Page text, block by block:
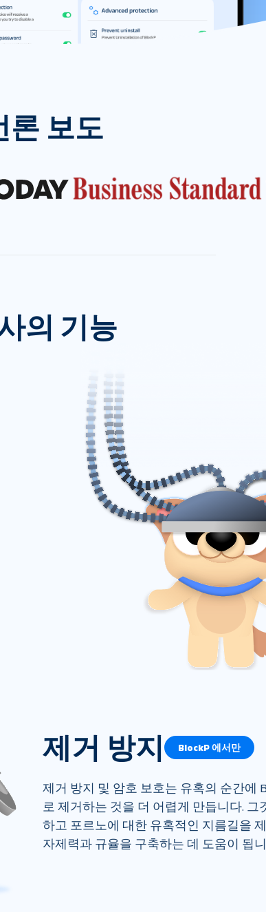
론 보도
의 기능
제거 방지 BlockP 에서만
제거 방지 및 암호 보호는 유혹의 순간에
로 제거하는 것을 더 어렵게 만듭니다. 그
하고 포르노에 대한 유혹적인 지름길을
자제력과 규율을 구축하는 데 도움이 됩